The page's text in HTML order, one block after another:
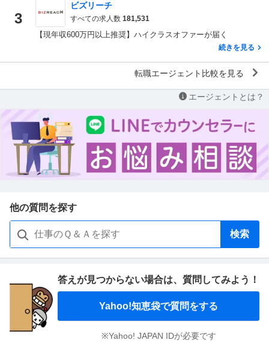
3
ビズリーチ
すべての求人数 181,531
【現年収600万円以上推奨】ハイクラスオファーが届く
続きを見る
転職エージェント比較を見る
エージェントとは？
他の質問を探す
検索
答えが見つからない場合は、 質問してみよう！
Yahoo!知恵袋で質問をする
※Yahoo! JAPAN IDが必要です